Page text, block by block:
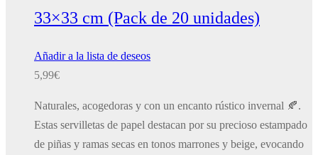
33×33 cm (Pack de 20 unidades)
Añadir a la lista de deseos
5,99€
Naturales, acogedoras y con un encanto rústico invernal 🍂.
Estas servilletas de papel destacan por su precioso estampado
de piñas y ramas secas en tonos marrones y beige, evocando